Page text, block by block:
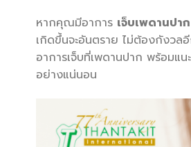
หากคุณมีอาการ เจ็บเพดานปาก
เกิดขึ้นจะอันตราย ไม่ต้องกังวลอี
อาการเจ็บที่เพดานปาก พร้อมแ
อย่างแน่นอน